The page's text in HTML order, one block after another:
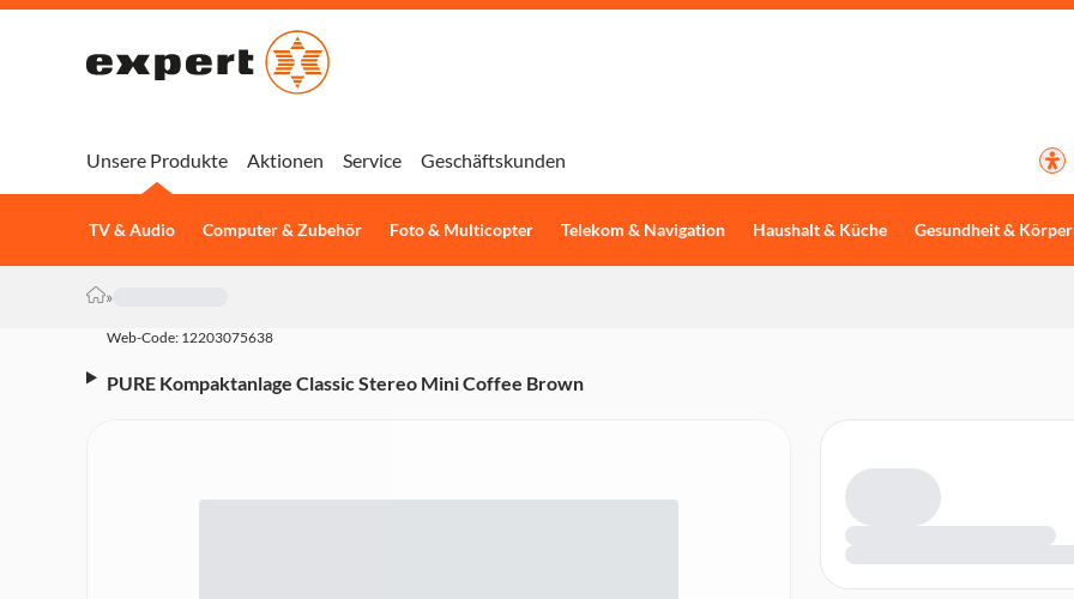
Unsere Produkte
TV & Audio Computer & Zubehör Foto & Multicopter Telekom & Navigation Haushalt & Küche Gesundheit &
Aktionen Service Geschäftskunden
»
Web-Code: 12203075638
PURE Kompaktanlage Classic Stereo Mini Coffee Brown